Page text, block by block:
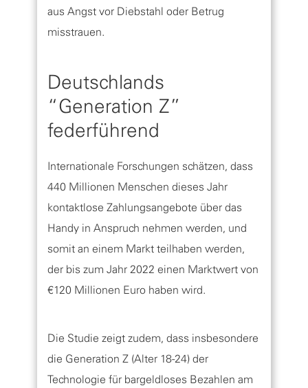
aus Angst vor Diebstahl oder Betrug
misstrauen.
Deutschlands
“Generation Z”
federführend
Internationale Forschungen schätzen, dass
440 Millionen Menschen dieses Jahr
kontaktlose Zahlungsangebote über das
Handy in Anspruch nehmen werden, und
somit an einem Markt teilhaben werden,
der bis zum Jahr 2022 einen Marktwert von
€120 Millionen Euro haben wird.
Die Studie zeigt zudem, dass insbesondere
die Generation Z (Alter 18-24) der
Technologie für bargeldloses Bezahlen am